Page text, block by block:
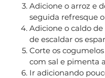
Adicione o arroz e
seguida refresque
Adicione o caldo
de escaldar os
Corte os
com sal e pimenta
Ir adicionando